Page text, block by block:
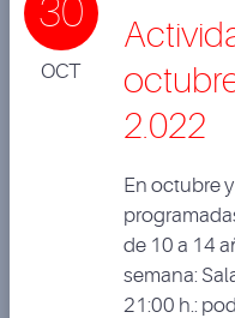
30
OCT
2.022
En octubre
de 10 a 14
semana:
21:00 h.: